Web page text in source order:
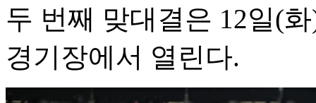
두 번째 맞대결은 12일(
경기장에서 열린다.